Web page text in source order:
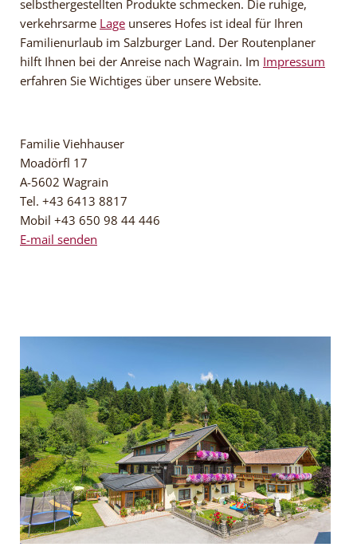
selbsthergestellten Produkte schmecken. Die ruhige,
verkehrsarme Lage unseres Hofes ist ideal für Ihren
Familienurlaub im Salzburger Land. Der Routenplaner
hilft Ihnen bei der Anreise nach Wagrain. Im Impressum
erfahren Sie Wichtiges über unsere Website.
Familie Viehhauser
Moadörfl 17
A-5602 Wagrain
Tel. +43 6413 8817
Mobil +43 650 98 44 446
E-mail senden